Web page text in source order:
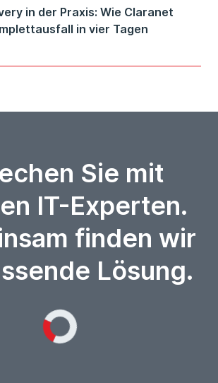
in der Praxis: Wie Claranet
in vier Tagen
Sie mit
IT-Experten.
finden wir
Lösung.